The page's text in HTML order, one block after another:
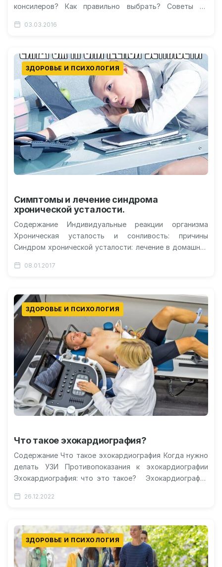
консилеров? Как правильно выбрать? Советы по
такое…
03.03.2016
ЗДОРОВЬЕ И ПСИХОЛОГИЯ
Симптомы и лечение синдрома
хронической усталости.
Содержание Индивидуальные реакции организма
Хроническая усталость и сонливость: причины
Синдром хронической усталости: лечение в домашних
Карьера или здоровье? Как…
08.01.2017
ЗДОРОВЬЕ И ПСИХОЛОГИЯ
Что такое эхокардиография?
Содержание Что такое эхокардиография Когда нужно
делать УЗИ Противопоказания к эхокардиографии
Эхокардиография: что это такое? Эхокардиография
сердца. Этот…
26.12.2022
ЗДОРОВЬЕ И ПСИХОЛОГИЯ